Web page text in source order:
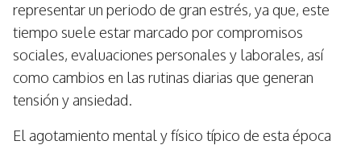
representar un periodo de gran estrés, ya que, este
tiempo suele estar marcado por compromisos
sociales, evaluaciones personales y laborales, así
como cambios en las rutinas diarias que generan
tensión y ansiedad.
El agotamiento mental y físico típico de esta época